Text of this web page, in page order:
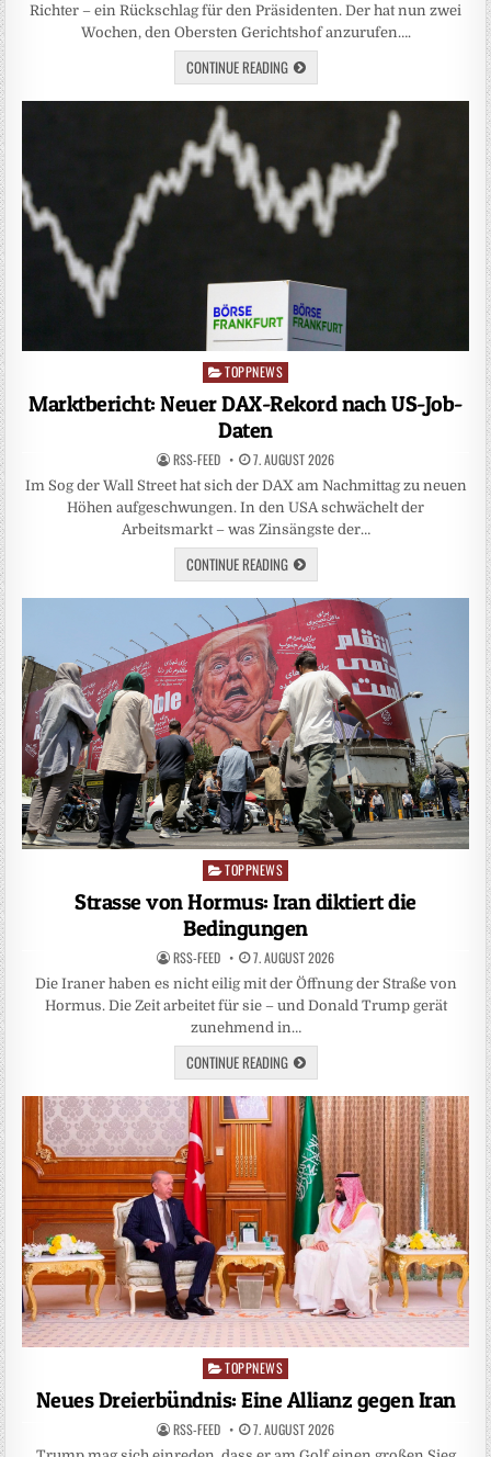
Richter – ein Rückschlag für den Präsidenten. Der hat nun zwei
Wochen, den Obersten Gerichtshof anzurufen….
CONTINUE READING
Posted
TOPPNEWS
Marktbericht: Neuer DAX-Rekord nach US-Job-
Daten
RSS-FEED 7. AUGUST 2026
Im Sog der Wall Street hat sich der DAX am Nachmittag zu neuen
Höhen aufgeschwungen. In den USA schwächelt der
Arbeitsmarkt – was Zinsängste der…
CONTINUE READING
Posted
in
TOPPNEWS
Strasse von Hormus: Iran diktiert die
Bedingungen
RSS-FEED 7. AUGUST 2026
Die Iraner haben es nicht eilig mit der Öffnung der Straße von
Hormus. Die Zeit arbeitet für sie – und Donald Trump gerät
zunehmend in…
CONTINUE READING
Posted
in
TOPPNEWS
Neues Dreierbündnis: Eine Allianz gegen Iran
RSS-FEED 7. AUGUST 2026